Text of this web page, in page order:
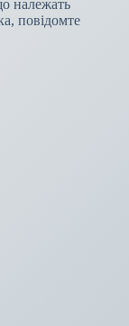
належать
повідомте